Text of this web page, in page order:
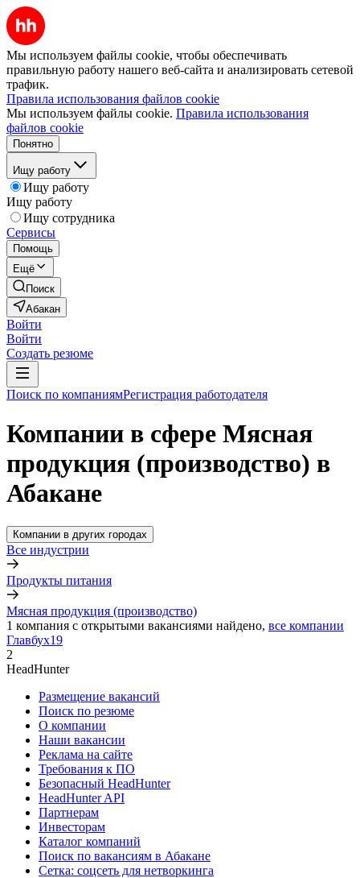
Мы используем файлы cookie, чтобы обеспечивать
правильную работу нашего веб-сайта и анализировать сетевой
трафик.
Правила использования файлов cookie
Мы используем файлы cookie. Правила использования
файлов cookie
Понятно
Ищу работу
Ищу работу
Ищу работу
Ищу сотрудника
Сервисы
Помощь
Ещё
Поиск
Абакан
Войти
Войти
Создать резюме
Поиск по компаниямРегистрация работодателя
Компании в сфере Мясная
продукция (производство) в
Абакане
Компании в других городах
Все индустрии
Продукты питания
Мясная продукция (производство)
1 компания с открытыми вакансиями найдено, все компании
Главбух19
2
HeadHunter
Размещение вакансий
Поиск по резюме
О компании
Наши вакансии
Реклама на сайте
Требования к ПО
Безопасный HeadHunter
HeadHunter API
Партнерам
Инвесторам
Каталог компаний
Поиск по вакансиям в Абакане
Сетка: соцсеть для нетворкинга